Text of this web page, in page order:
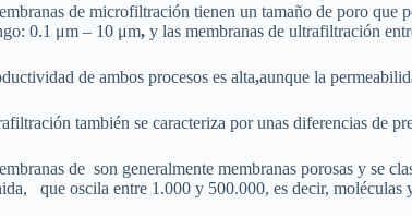
de microfiltración tienen un tamaño de poro que
0.1 μm – 10 μm, y las membranas de ultrafiltración
de ambos procesos es alta,aunque la
también se caracteriza por unas diferencias de
de son generalmente membranas porosas y se
que oscila entre 1.000 y 500.000, es decir, moléculas